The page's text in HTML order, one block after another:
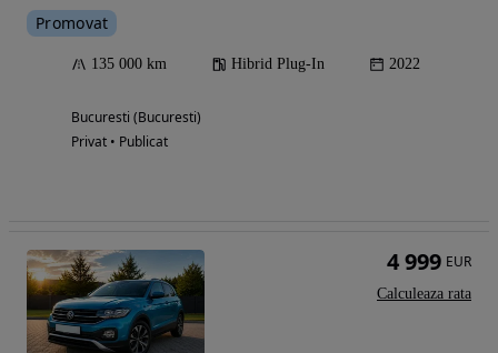
Promovat
135 000 km Hibrid Plug-In 2022
Bucuresti (Bucuresti)
Privat • Publicat
4 999 EUR
Calculeaza rata